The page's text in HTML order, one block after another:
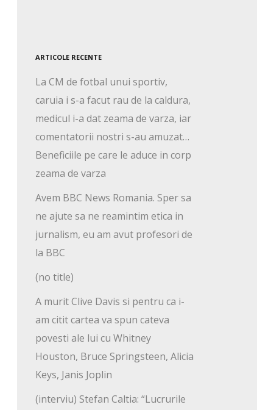
ARTICOLE RECENTE
La CM de fotbal unui sportiv,
caruia i s-a facut rau de la caldura,
medicul i-a dat zeama de varza, iar
comentatorii nostri s-au amuzat…
Beneficiile pe care le aduce in corp
zeama de varza
Avem BBC News Romania. Sper sa
ne ajute sa ne reamintim etica in
jurnalism, eu am avut profesori de
la BBC
(no title)
A murit Clive Davis si pentru ca i-
am citit cartea va spun cateva
povesti ale lui cu Whitney
Houston, Bruce Springsteen, Alicia
Keys, Janis Joplin
(interviu) Stefan Caltia: “Lucrurile